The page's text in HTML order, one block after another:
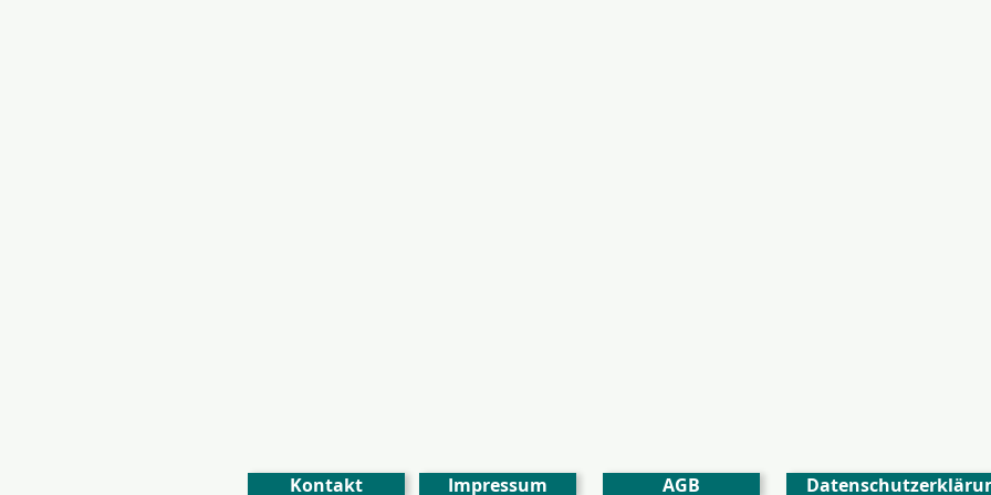
Kontakt Impressum AGB